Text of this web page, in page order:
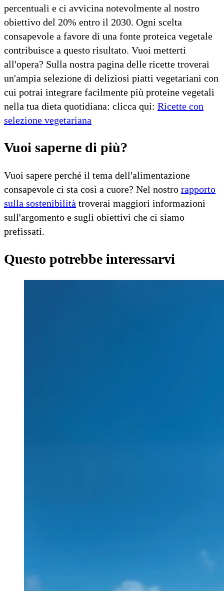
percentuali e ci avvicina notevolmente al nostro
obiettivo del 20% entro il 2030. Ogni scelta
consapevole a favore di una fonte proteica vegetale
contribuisce a questo risultato. Vuoi metterti
all'opera? Sulla nostra pagina delle ricette troverai
un'ampia selezione di deliziosi piatti vegetariani con
cui potrai integrare facilmente più proteine vegetali
nella tua dieta quotidiana: clicca qui: Ricette con
selezione vegetariana
Vuoi saperne di più?
Vuoi sapere perché il tema dell'alimentazione
consapevole ci sta così a cuore? Nel nostro rapporto
sulla sostenibilità troverai maggiori informazioni
sull'argomento e sugli obiettivi che ci siamo
prefissati.
Questo potrebbe interessarvi